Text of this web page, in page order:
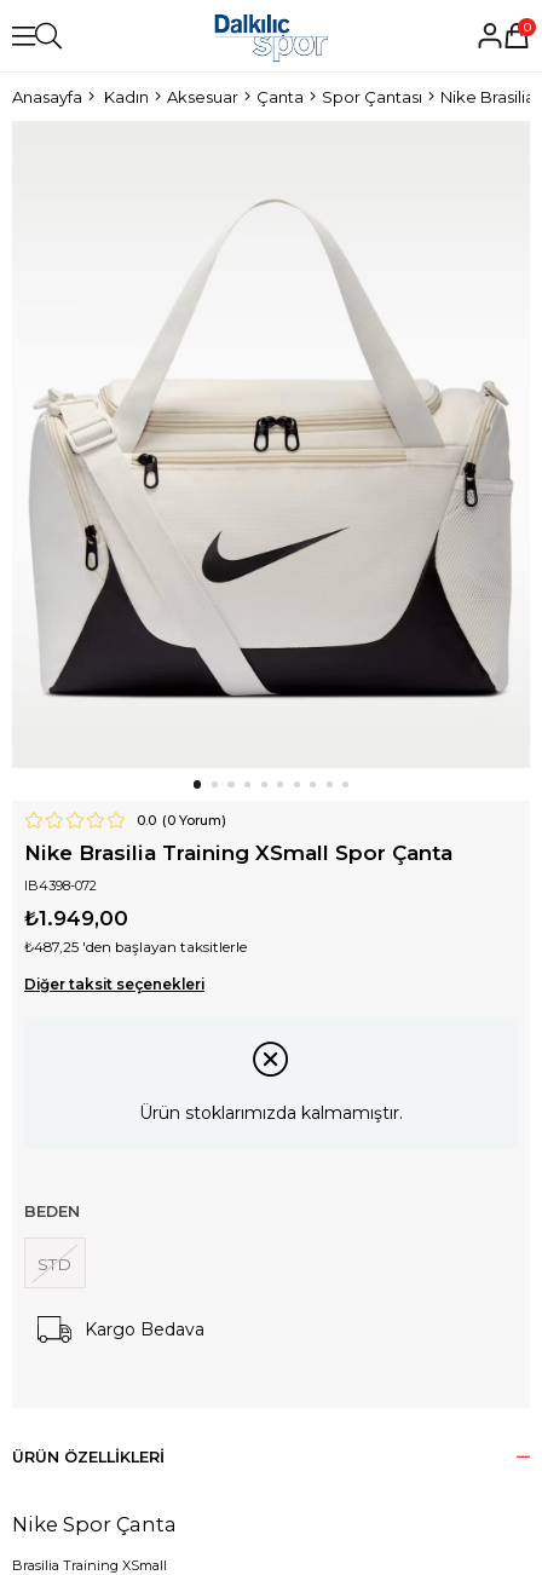
0
Anasayfa Kadın Aksesuar Çanta Spor Çantası Nike Brasilia
0.0 (0Yorum)
Nike Brasilia Training XSmall Spor Çanta
IB4398-072
₺1.949,00
₺487,25 'den başlayan taksitlerle
Diğer taksit seçenekleri
Ürün stoklarımızda kalmamıştır.
BEDEN
STD
Kargo Bedava
ÜRÜN ÖZELLIKLERI
Nike Spor Çanta
Brasilia Training XSmall